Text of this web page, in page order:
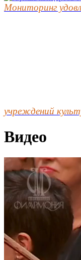
Мониторинг
учреждений
Видео